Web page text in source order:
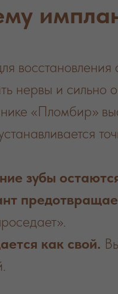
восстановления
нервы и сильно
«Пломбир»
зубы
как свой.